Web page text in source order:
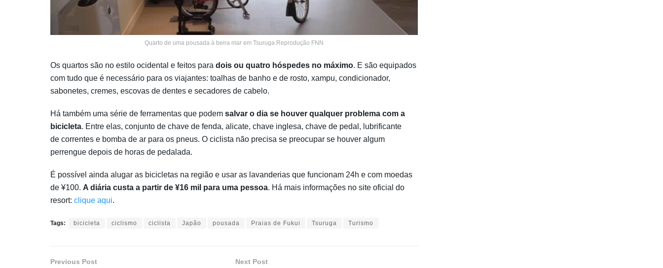
Quarto de uma pousada à beira mar em Tsuruga Reprodução FNN
Os quartos são no estilo ocidental e feitos para dois ou quatro hóspedes no máximo. E são equipados
com tudo que é necessário para os viajantes: toalhas de banho e de rosto, xampu, condicionador,
sabonetes, cremes, escovas de dentes e secadores de cabelo.
Há também uma série de ferramentas que podem salvar o dia se houver qualquer problema com a
bicicleta. Entre elas, conjunto de chave de fenda, alicate, chave inglesa, chave de pedal, lubrificante
de correntes e bomba de ar para os pneus. O ciclista não precisa se preocupar se houver algum
perrengue depois de horas de pedalada.
É possível ainda alugar as bicicletas na região e usar as lavanderias que funcionam 24h e com moedas
de ¥100. A diária custa a partir de ¥16 mil para uma pessoa. Há mais informações no site oficial do
resort: clique aqui.
Tags: bicicleta ciclismo ciclista Japão pousada Praias de Fukui Tsuruga Turismo
Previous Post Next Post